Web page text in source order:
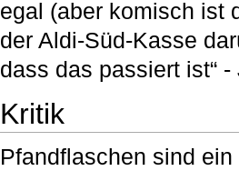
egal (aber komisch ist
der Aldi-Süd-Kasse
dass das passiert ist“
Kritik
Pfandflaschen sind